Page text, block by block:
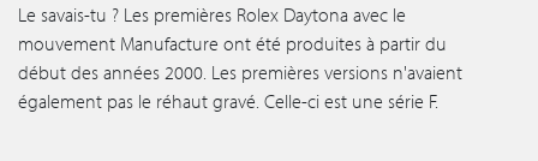
Le savais-tu ? Les premières Rolex Daytona avec le
mouvement Manufacture ont été produites à partir du
début des années 2000. Les premières versions n'avaient
également pas le réhaut gravé. Celle-ci est une série F.